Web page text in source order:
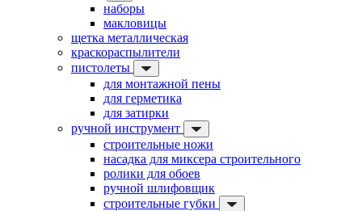
наборы
макловицы
щетка металлическая
краскораспылители
пистолеты
для монтажной пены
для герметика
для затирки
ручной инструмент
строительные ножи
насадка для миксера строительного
ролики для обоев
ручной шлифовщик
строительные губки